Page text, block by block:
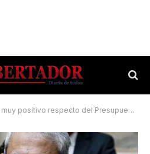
positivo respecto del Presupuesto 2026»